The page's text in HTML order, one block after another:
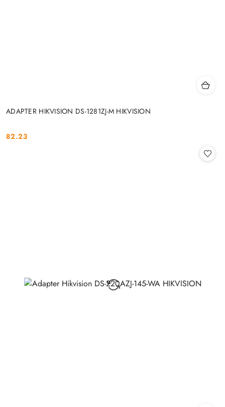
ADAPTER HIKVISION DS-1281ZJ-M HIKVISION
Cena:
82.23